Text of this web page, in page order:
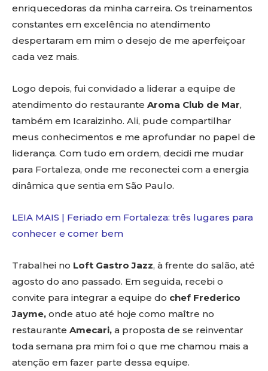
enriquecedoras da minha carreira. Os treinamentos
constantes em excelência no atendimento
despertaram em mim o desejo de me aperfeiçoar
cada vez mais.
Logo depois, fui convidado a liderar a equipe de
atendimento do restaurante Aroma Club de Mar,
também em Icaraizinho. Ali, pude compartilhar
meus conhecimentos e me aprofundar no papel de
liderança. Com tudo em ordem, decidi me mudar
para Fortaleza, onde me reconectei com a energia
dinâmica que sentia em São Paulo.
LEIA MAIS | Feriado em Fortaleza: três lugares para
conhecer e comer bem
Trabalhei no Loft Gastro Jazz, à frente do salão, até
agosto do ano passado. Em seguida, recebi o
convite para integrar a equipe do chef Frederico
Jayme, onde atuo até hoje como maître no
restaurante Amecari, a proposta de se reinventar
toda semana pra mim foi o que me chamou mais a
atenção em fazer parte dessa equipe.